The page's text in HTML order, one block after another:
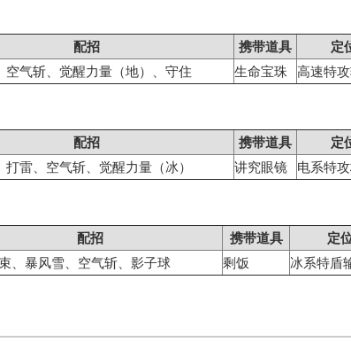
配招 携带道具
定
空气斩、觉醒力量（地）、守住 生命宝珠 高速特
配招 携带道具
定
打雷、空气斩、觉醒力量（冰） 讲究眼镜 电系特
配招 携带道具
定
、暴风雪、空气斩、影子球 剩饭 冰系特盾